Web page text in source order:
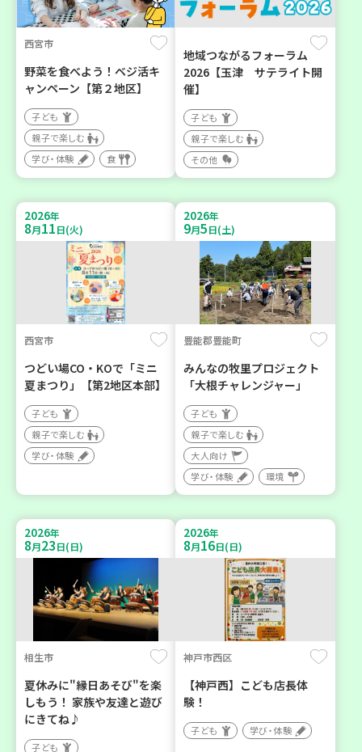
西宮市
野菜を食べよう！ベジ活キ
ャンペーン【第２地区】
子ども
親子で楽しむ
学び・体験
食
地域つながるフォーラム
2026【玉津 サテライト開
催】
子ども
親子で楽しむ
その他
2026年
8月11日(火)
西宮市
つどい場CO・KOで「ミニ
夏まつり」【第2地区本部】
子ども
親子で楽しむ
学び・体験
2026年
9月5日(土)
豊能郡豊能町
みんなの牧里プロジェクト
「大根チャレンジャー」
子ども
親子で楽しむ
大人向け
学び・体験
環境
2026年
8月23日(日)
相生市
夏休みに"縁日あそび"を楽
しもう！ 家族や友達と遊び
にきてね♪
子ども
2026年
8月16日(日)
神戸市西区
【神戸西】こども店長体
験！
子ども 学び・体験